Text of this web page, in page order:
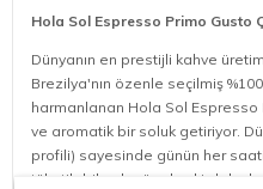
Hola Sol Espresso Primo Gusto
Dünyanın en prestijli kahve
Brezilya'nın özenle seçilmiş
harmanlanan Hola Sol
ve aromatik bir soluk getiriyor.
profili) sayesinde günün her
tüketilebilen bu özel çekirdek;